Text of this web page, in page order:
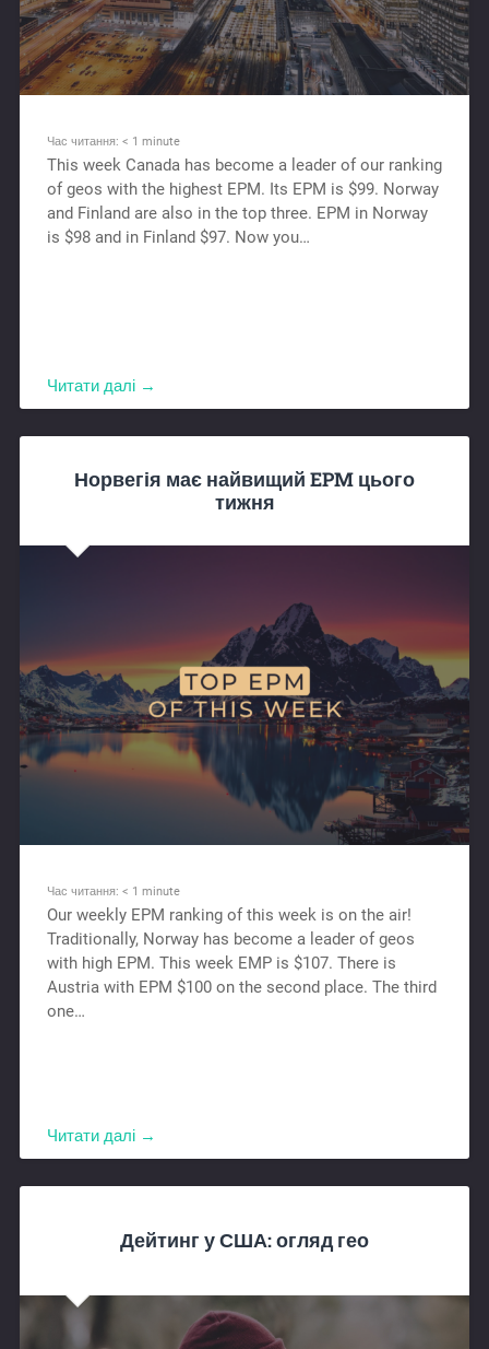
Час читання: < 1 minute
This week Canada has become a leader of our ranking
of geos with the highest EPM. Its EPM is $99. Norway
and Finland are also in the top three. EPM in Norway
is $98 and in Finland $97. Now you…
Читати далі →
Норвегія має найвищий EPM цього
тижня
Час читання: < 1 minute
Our weekly EPM ranking of this week is on the air!
Traditionally, Norway has become a leader of geos
with high EPM. This week EMP is $107. There is
Austria with EPM $100 on the second place. The third
one…
Читати далі →
Дейтинг у США: огляд гео